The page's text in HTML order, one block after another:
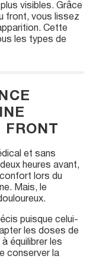
visibles. Grâce
front, vous lissez
Cette
les types de
et sans
heures avant,
lors du
Mais, le
puisque celui-
les doses de
équilibrer les
conserver la